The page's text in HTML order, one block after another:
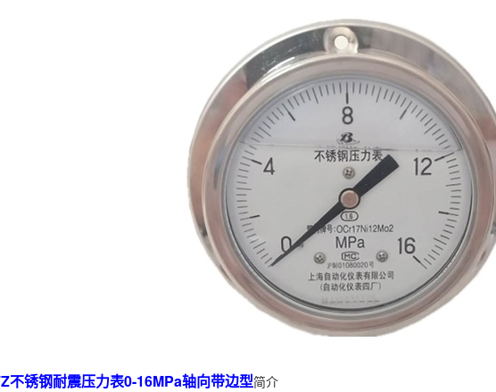
不锈钢耐震压力表0-16MPa轴向带边型简介